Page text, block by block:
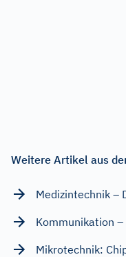
Weitere Artikel aus
Medizintechnik –
Kommunikation
Mikrotechnik: